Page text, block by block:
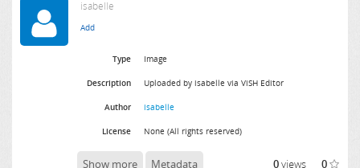
isabelle
Type Image
Description Uploaded by isabelle via ViSH Editor
Author isabelle
License None (All rights reserved)
Show more Metadata 0views 0